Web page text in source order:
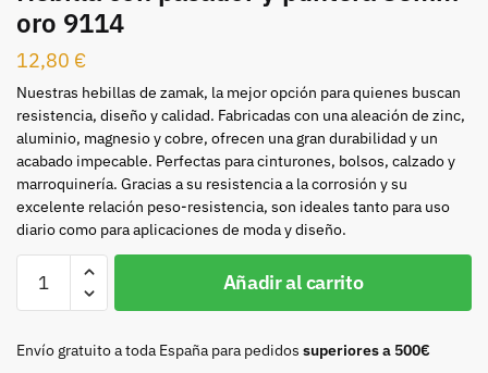
oro 9114
12,80 €
Nuestras hebillas de zamak, la mejor opción para quienes buscan
resistencia, diseño y calidad. Fabricadas con una aleación de zinc,
aluminio, magnesio y cobre, ofrecen una gran durabilidad y un
acabado impecable. Perfectas para cinturones, bolsos, calzado y
marroquinería. Gracias a su resistencia a la corrosión y su
excelente relación peso-resistencia, son ideales tanto para uso
diario como para aplicaciones de moda y diseño.
con
y
Añadir al carrito
Envío gratuito a toda España para pedidos superiores a 500€